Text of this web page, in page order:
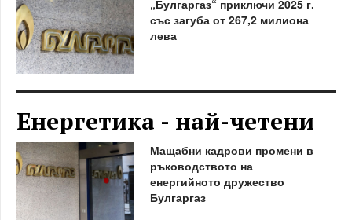
„Булгаргаз“ приключи 2025 г.
със загуба от 267,2 милиона
лева
Енергетика - най-четени
Мащабни кадрови промени в
ръководството на
енергийното дружество
Булгаргаз